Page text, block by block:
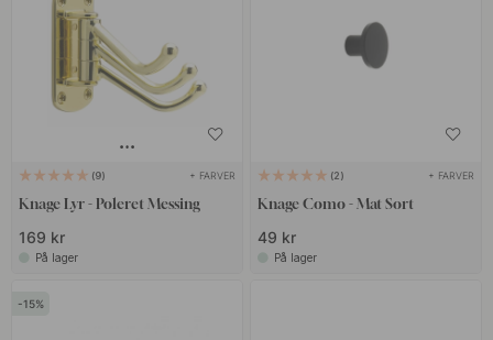
9 + FARVER
Knage Lyr - Poleret Messing
169 kr
På lager
2 + FARVER
Knage Como - Mat Sort
49 kr
På lager
15